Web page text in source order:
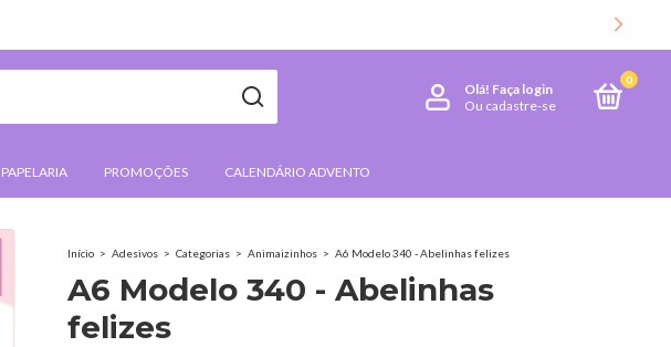
Olá! Faça login
Ou cadastre-se
0
PAPELARIA PROMOÇÕES CALENDÁRIO ADVENTO
Início > Adesivos > Categorias > Animaizinhos > A6 Modelo 340 - Abelinhas felizes
A6 Modelo 340 - Abelinhas
felizes